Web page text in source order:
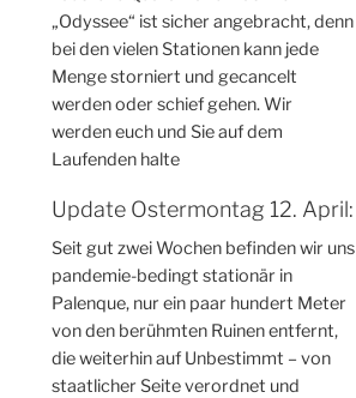
„Odyssee“ ist sicher angebracht, denn
bei den vielen Stationen kann jede
Menge storniert und gecancelt
werden oder schief gehen. Wir
werden euch und Sie auf dem
Laufenden halte
Update Ostermontag 12. April:
Seit gut zwei Wochen befinden wir uns
pandemie-bedingt stationär in
Palenque, nur ein paar hundert Meter
von den berühmten Ruinen entfernt,
die weiterhin auf Unbestimmt – von
staatlicher Seite verordnet und